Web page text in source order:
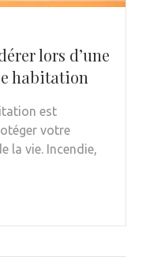
lors d’une
habitation
est
votre
la vie. Incendie,